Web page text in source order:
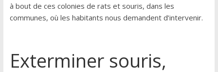
à bout de ces colonies de rats et souris, dans les
communes, où les habitants nous demandent d’intervenir.
Exterminer souris,